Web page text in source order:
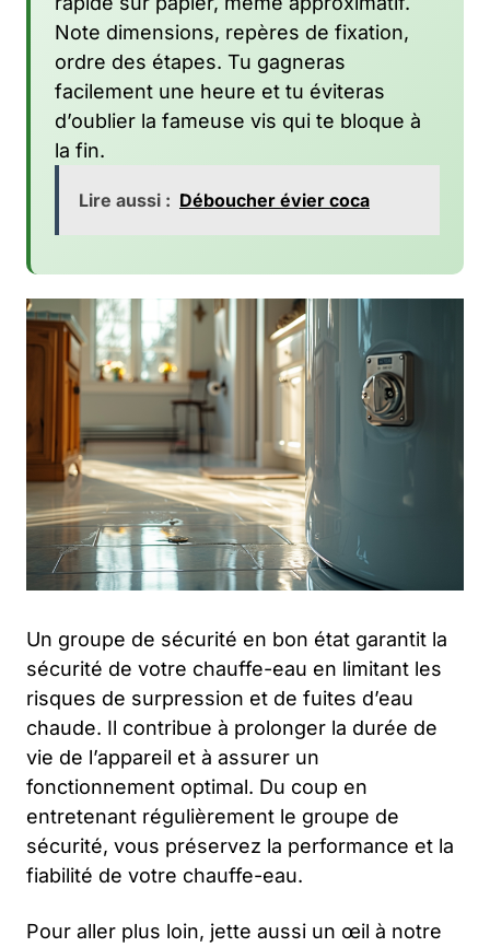
Note dimensions, repères de fixation,
ordre des étapes. Tu gagneras
facilement une heure et tu éviteras
d’oublier la fameuse vis qui te bloque à
la fin.
Lire aussi : Déboucher évier coca
Un groupe de sécurité en bon état garantit la
sécurité de votre chauffe-eau en limitant les
risques de surpression et de fuites d’eau
chaude. Il contribue à prolonger la durée de
vie de l’appareil et à assurer un
fonctionnement optimal. Du coup en
entretenant régulièrement le groupe de
sécurité, vous préservez la performance et la
fiabilité de votre chauffe-eau.
Pour aller plus loin, jette aussi un œil à notre